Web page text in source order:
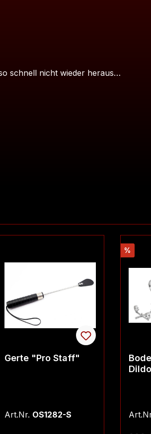
schnell nicht wieder heraus…
Gerte "Pro Staff"
Art.Nr. OS1282-S
%Rabatt